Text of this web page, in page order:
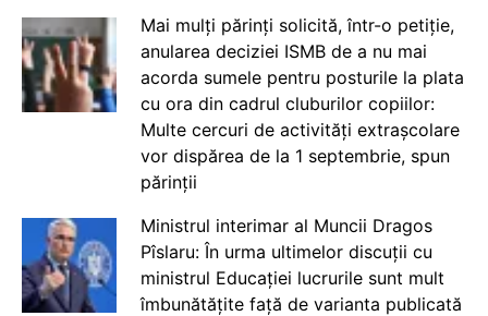
Mai mulți părinți solicită, într-o petiție,
anularea deciziei ISMB de a nu mai
acorda sumele pentru posturile la plata
cu ora din cadrul cluburilor copiilor:
Multe cercuri de activități extrașcolare
vor dispărea de la 1 septembrie, spun
părinții
Ministrul interimar al Muncii Dragos
Pîslaru: În urma ultimelor discuții cu
ministrul Educației lucrurile sunt mult
îmbunătățite față de varianta publicată